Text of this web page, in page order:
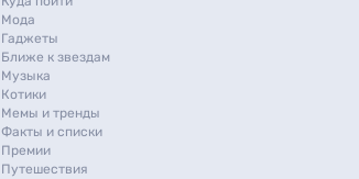
Мода
Гаджеты
Ближе к звездам
Музыка
Котики
Мемы и тренды
Факты и списки
Премии
Путешествия